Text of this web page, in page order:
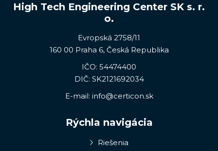
High Tech Engineering Center SK s. r.
o.
Evropská 2758/11
160 00 Praha 6, Česká Republika
IČO: 54474400
DIČ: SK2121692034
E-mail: info@certicon.sk
Rýchla navigácia
Riešenia